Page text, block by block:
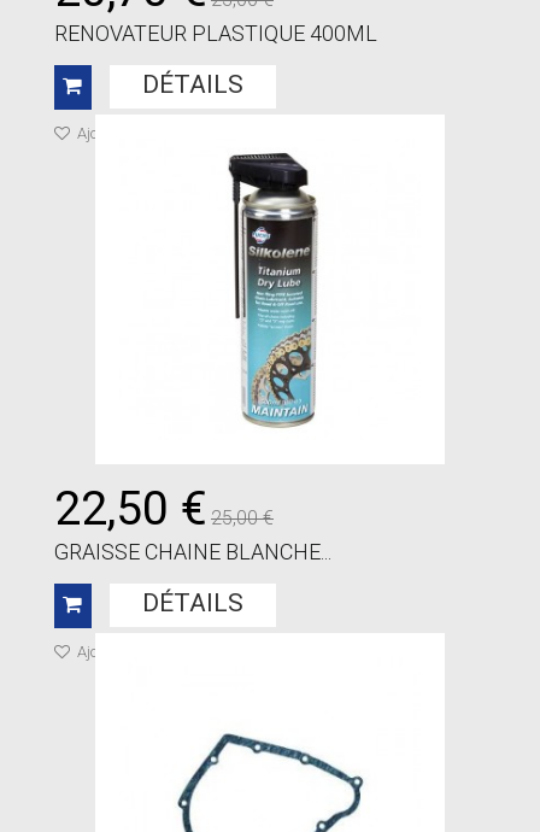
RENOVATEUR PLASTIQUE 400ML
DÉTAILS
Ajouter à ma liste de cadeaux
22,50 € 25,00 €
GRAISSE CHAINE BLANCHE...
DÉTAILS
Ajouter à ma liste de cadeaux